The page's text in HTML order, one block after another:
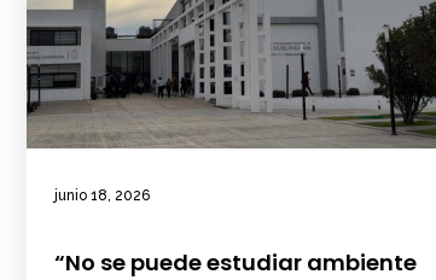
junio 18, 2026
“No se puede estudiar ambiente